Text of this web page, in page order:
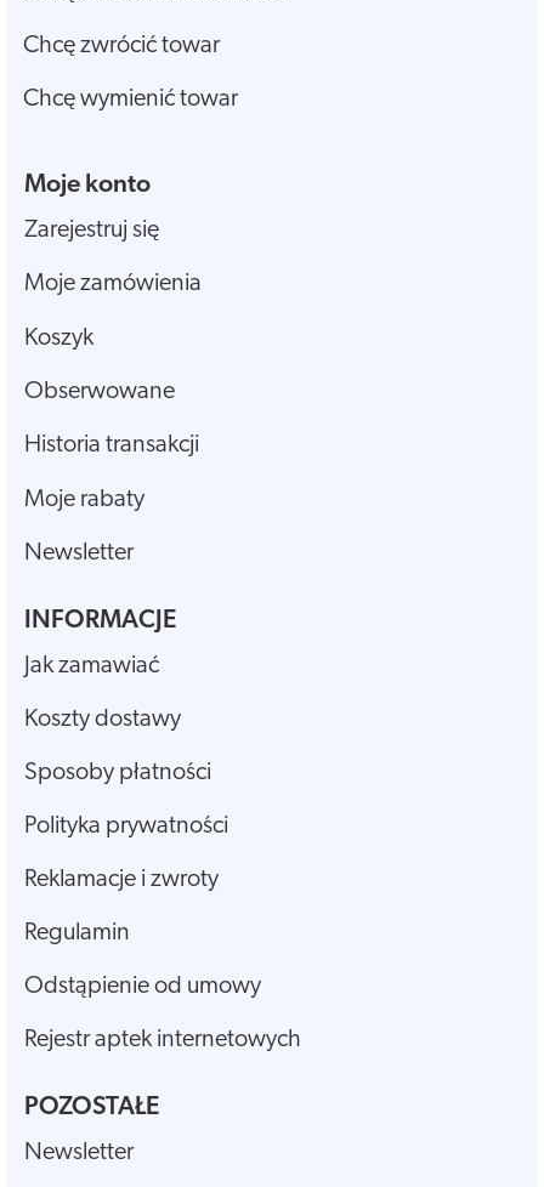
Chcę zwrócić towar
Chcę wymienić towar
Moje konto
Zarejestruj się
Moje zamówienia
Koszyk
Obserwowane
Historia transakcji
Moje rabaty
Newsletter
INFORMACJE
Jak zamawiać
Koszty dostawy
Sposoby płatności
Polityka prywatności
Reklamacje i zwroty
Regulamin
Odstąpienie od umowy
Rejestr aptek internetowych
POZOSTAŁE
Newsletter